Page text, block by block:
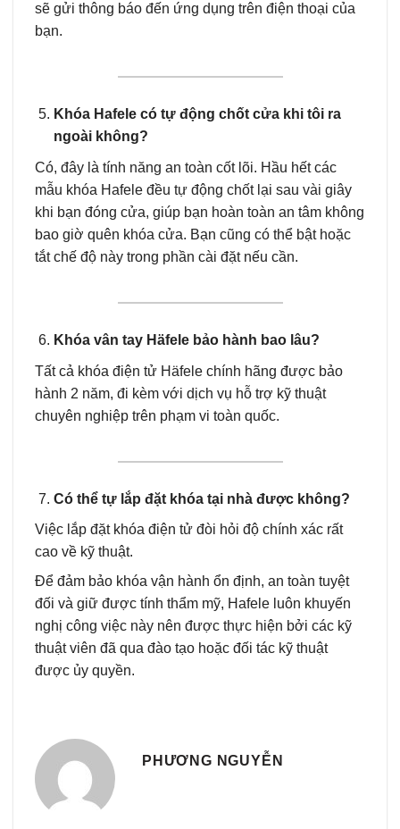
sẽ gửi thông báo đến ứng dụng trên điện thoại của
bạn.
Khóa Hafele có tự động chốt cửa khi tôi ra
ngoài không?
Có, đây là tính năng an toàn cốt lõi. Hầu hết các
mẫu khóa Hafele đều tự động chốt lại sau vài giây
khi bạn đóng cửa, giúp bạn hoàn toàn an tâm không
bao giờ quên khóa cửa. Bạn cũng có thể bật hoặc
tắt chế độ này trong phần cài đặt nếu cần.
Khóa vân tay Häfele bảo hành bao lâu?
Tất cả khóa điện tử Häfele chính hãng được bảo
hành 2 năm, đi kèm với dịch vụ hỗ trợ kỹ thuật
chuyên nghiệp trên phạm vi toàn quốc.
Có thể tự lắp đặt khóa tại nhà được không?
Việc lắp đặt khóa điện tử đòi hỏi độ chính xác rất
cao về kỹ thuật.
Để đảm bảo khóa vận hành ổn định, an toàn tuyệt
đối và giữ được tính thẩm mỹ, Hafele luôn khuyến
nghị công việc này nên được thực hiện bởi các kỹ
thuật viên đã qua đào tạo hoặc đối tác kỹ thuật
được ủy quyền.
PHƯƠNG NGUYỄN